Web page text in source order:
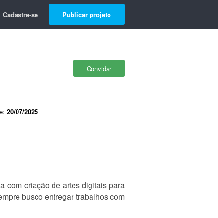
Cadastre-se Publicar projeto
Convidar
20/07/2025
com criação de artes digitais para
busco entregar trabalhos com